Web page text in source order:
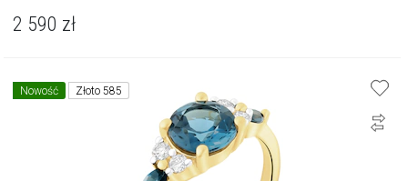
2 590 zł
Nowość Złoto 585